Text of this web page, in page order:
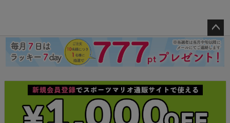
ペー
ジト
ップ